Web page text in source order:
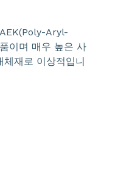
Aryl-
이며 매우 높은 사
재로 이상적입니